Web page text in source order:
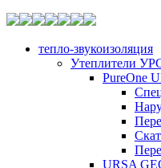
тепло-звукоизоляция
Утеплители
PureOne
URSA